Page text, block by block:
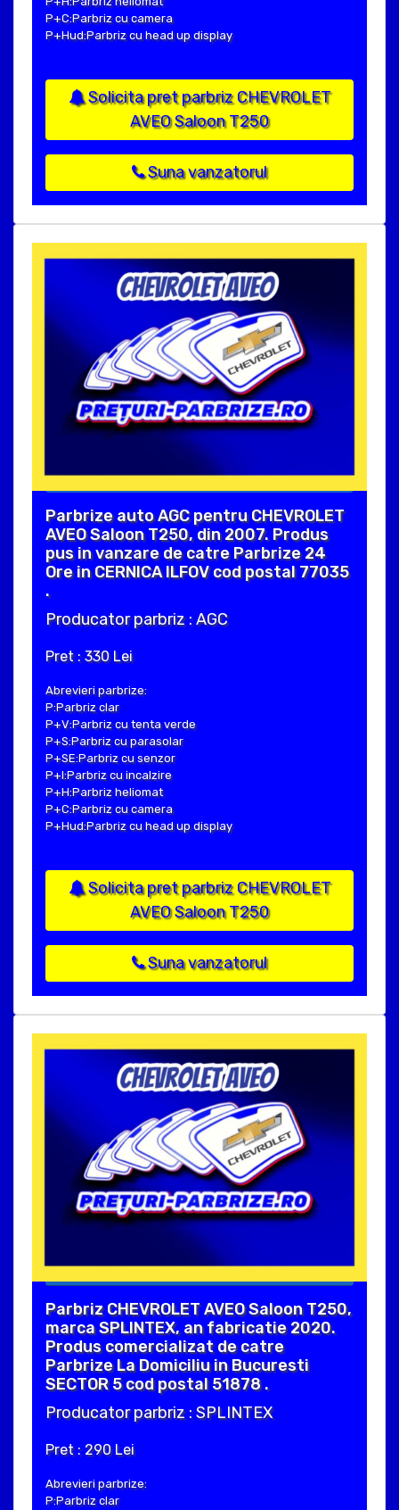
P+C:Parbriz cu camera
P+Hud:Parbriz cu head up display
Solicita pret parbriz CHEVROLET
AVEO Saloon T250
Suna vanzatorul
Parbrize auto AGC pentru CHEVROLET
AVEO Saloon T250, din 2007. Produs
pus in vanzare de catre Parbrize 24
Ore in CERNICA ILFOV cod postal 77035
.
Producator parbriz : AGC
Pret : 330 Lei
Abrevieri parbrize:
P:Parbriz clar
P+V:Parbriz cu tenta verde
P+S:Parbriz cu parasolar
P+SE:Parbriz cu senzor
P+I:Parbriz cu incalzire
P+H:Parbriz heliomat
P+C:Parbriz cu camera
P+Hud:Parbriz cu head up display
Solicita pret parbriz CHEVROLET
AVEO Saloon T250
Suna vanzatorul
Parbriz CHEVROLET AVEO Saloon T250,
marca SPLINTEX, an fabricatie 2020.
Produs comercializat de catre
Parbrize La Domiciliu in Bucuresti
SECTOR 5 cod postal 51878 .
Producator parbriz : SPLINTEX
Pret : 290 Lei
Abrevieri parbrize:
P:Parbriz clar